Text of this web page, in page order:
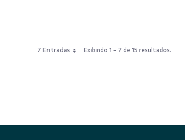
7 Entradas Exibindo 1 - 7 de 15 resultados.